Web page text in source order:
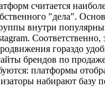
считается
"дела".
внутри
Соответственно,
гораздо
брендов по
платформы
набирают базу